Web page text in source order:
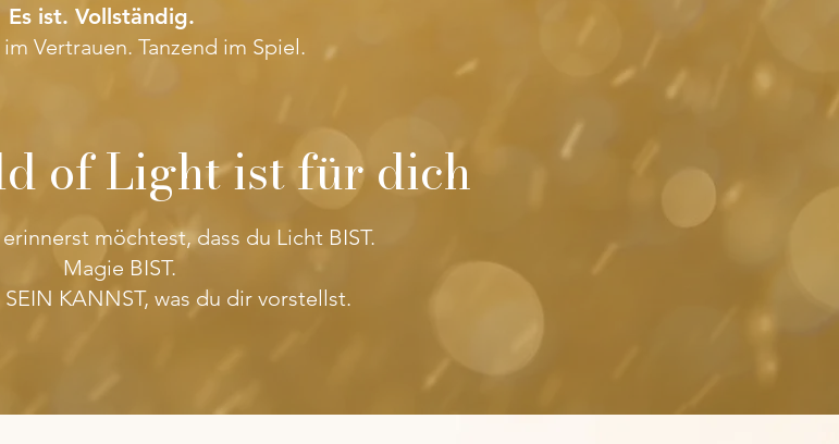
Es ist. Vollständig.
Vertrauen. Tanzend im Spiel.
of Light ist für dich
möchtest, dass du Licht BIST.
Magie BIST.
SEIN KANNST, was du dir vorstellst.